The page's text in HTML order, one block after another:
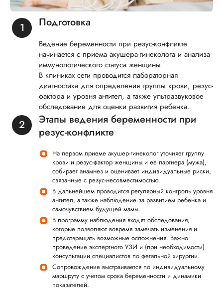
Подготовка
Ведение беременности при резус-конфликте
начинается с приема акушера-гинеколога и анализа
иммунологического статуса женщины.
В клиниках сети проводится лабораторная
диагностика для определения группы крови, резус-
фактора и уровня антител, а также ультразвуковое
обследование для оценки развития ребенка.
Этапы ведения беременности при
резус-конфликте
На первом приеме акушер-гинеколог уточняет группу
крови и резус-фактор женщины и ее партнера (мужа),
собирает анамнез и оценивает индивидуальные риски,
связанные с резус-несовместимостью.
В дальнейшем проводится регулярный контроль уровня
антител, а также наблюдение за развитием ребенка и
самочувствием будущей мамы.
В программу наблюдения входят обследования,
которые позволяют вовремя замечать изменения и
предотвращать возможные осложнения. Важно
проведение экспертного УЗИ и (при необходимости)
консультации специалистов по фетальной хирургии.
Сопровождение выстраивается по индивидуальному
маршруту с учетом срока беременности и динамики
показателей.